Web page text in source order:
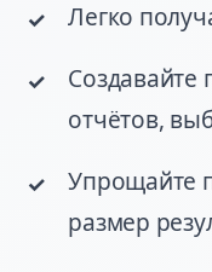
Легко
Создавайте
отчётов,
Упрощайте
размер